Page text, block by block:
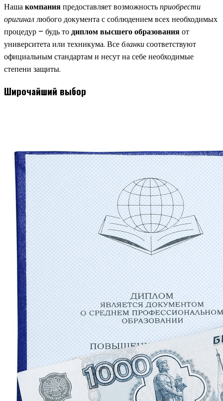
Нашакомпанияпредоставляет возможностьприобрести
оригиналлюбого документа с соблюдением всех необходимых
процедур – будь тодиплом высшего образованияот
университета или техникума. Всебланкисоответствуют
официальным стандартам и несут на себе необходимые
степени защиты.
Широчайший выбор